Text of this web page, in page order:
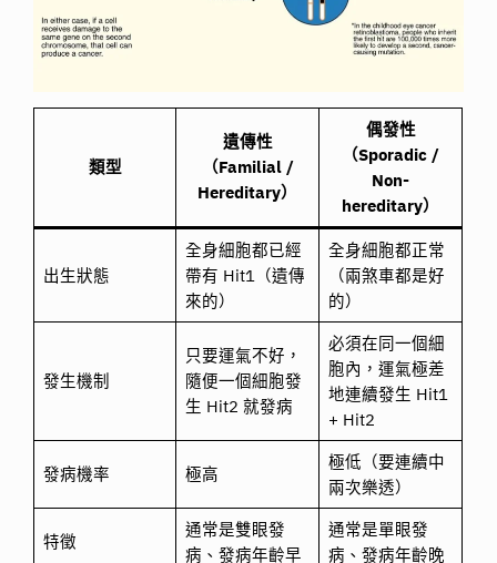
類型
遺傳性
（Familial /
Hereditary）
偶發性
（Sporadic /
Non-
hereditary）
出生狀態
全身細胞都已經
帶有 Hit1（遺傳
來的）
全身細胞都正常
（兩煞車都是好
的）
發生機制
只要運氣不好，
隨便一個細胞發
生 Hit2 就發病
必須在同一個細
胞內，運氣極差
地連續發生 Hit1
+ Hit2
發病機率 極高
極低（要連續中
兩次樂透）
特徵
通常是雙眼發
病、發病年齡早
通常是單眼發
病、發病年齡晚